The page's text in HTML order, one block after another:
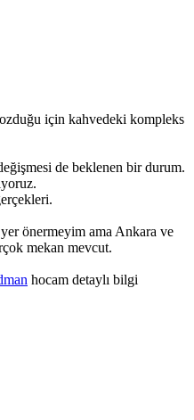
için kahvedeki kompleks
de beklenen bir durum.
önermeyim ama Ankara ve
mekan mevcut.
hocam detaylı bilgi